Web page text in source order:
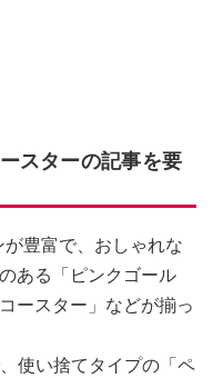
スターの記事を要
豊富で、おしゃれな
ある「ピンクゴール
ースター」などが揃っ
使い捨てタイプの「ペ